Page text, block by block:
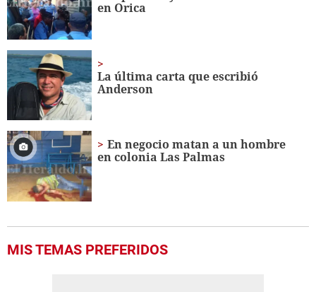
en Orica
La última carta que escribió
Anderson
En negocio matan a un hombre
en colonia Las Palmas
MIS TEMAS PREFERIDOS